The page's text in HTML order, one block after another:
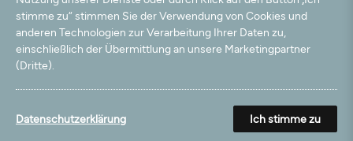
Hinweis:Wir nutzen Ihre E-Mail Adresse für werbliche Zwecke, die jederzeit widerrufen
werden können. Ihre Daten werden nicht an Dritte weitergegeben.
© 2003 - 2026 Teppichversand24 GmbH / Alle Rechte vorbehalten. powered by
createyourtemplate
stimme zu“ stimmen Sie der Verwendung von Cookies und
anderen Technologien zur Verarbeitung Ihrer Daten zu,
einschließlich der Übermittlung an unsere Marketingpartner
(Dritte).
Datenschutzerklärung Ich stimme zu